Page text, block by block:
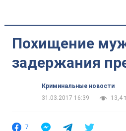
Похищение
задержания
Криминальные новости
31.03.2017 16:39
13,4
7